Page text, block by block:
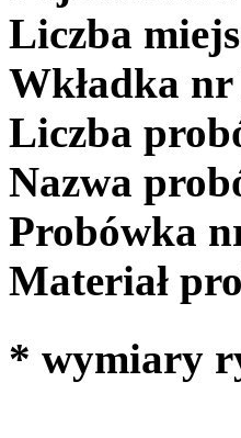
Liczba
Wkładka
Liczba
Nazwa
Probówka
Materiał
* wymiary